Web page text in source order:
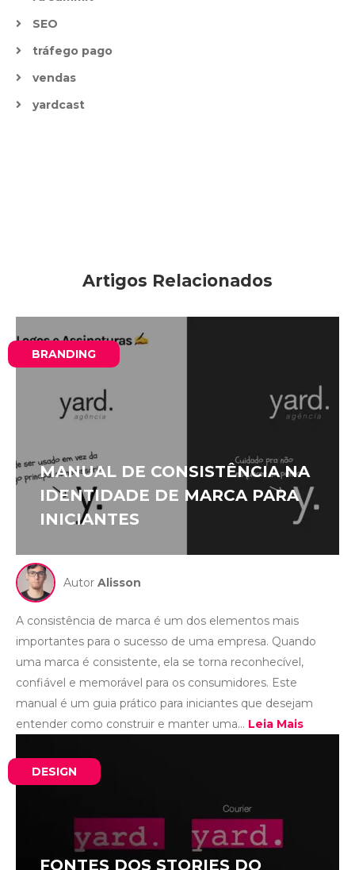
SEO
tráfego pago
vendas
yardcast
Artigos Relacionados
BRANDING
MANUAL DE CONSISTÊNCIA NA
IDENTIDADE DE MARCA PARA
INICIANTES
Autor Alisson
A consistência de marca é um dos elementos mais
importantes para o sucesso de uma empresa. Quando
uma marca é consistente, ela se torna reconhecível,
confiável e memorável para os consumidores. Este
manual é um guia prático para iniciantes que desejam
entender como construir e manter uma... Leia Mais
DESIGN
FONTES DOS STORIES DO